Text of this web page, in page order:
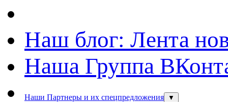
Наш блог: Лента
Наша Группа
Наши Партнеры и их спецпредложения ▼